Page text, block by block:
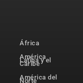
África
América
Latina y el
Caribe
América del
Norte